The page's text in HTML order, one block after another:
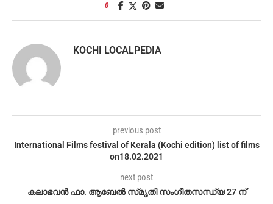
0
KOCHI LOCALPEDIA
previous post
International Films festival of Kerala (Kochi edition) list of films
on18.02.2021
next post
കലാഭവൻ ഫാ. ആബേല്‍ സ്‌മൃതി സംഗീതസന്ധ്യ 27 ന്